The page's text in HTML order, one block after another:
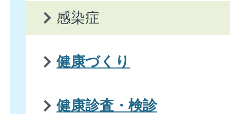
感染症
健康づくり
健康診査・検診